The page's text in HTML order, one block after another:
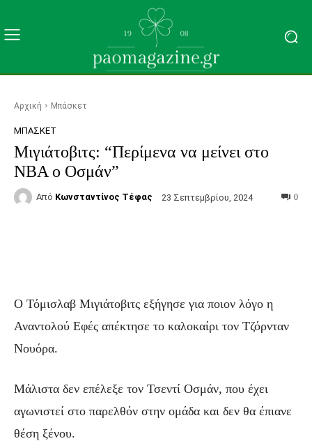
Αρχική Μπάσκετ
ΜΠΆΣΚΕΤ
Μιγιάτοβιτς: “Περίμενα να μείνει στο
NBA ο Οσμάν”
Από Κωνσταντίνος Τέφας 23 Σεπτεμβρίου, 2024 0
Ο Τόμισλαβ Μιγιάτοβιτς εξήγησε για ποιον λόγο η
Αναντολού Εφές απέκτησε το καλοκαίρι τον Τζόρνταν
Νουόρα.
Μάλιστα δεν επέλεξε τον Τσεντί Οσμάν, που έχει
αγωνιστεί στο παρελθόν στην ομάδα και δεν θα έπιανε
θέση ξένου.